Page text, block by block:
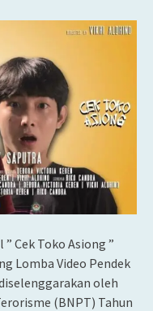
Cek Toko Asiong ”
Lomba Video Pendek
oleh
(BNPT) Tahun